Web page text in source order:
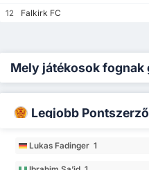
12
Falkirk FC
Mely játékosok fognak
Legjobb
Lukas Fadinger 1